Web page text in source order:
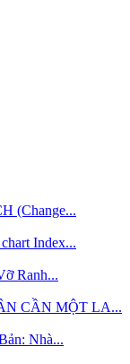
(Change...
Index...
Ranh...
CẦN MỘT LA...
Nhà...